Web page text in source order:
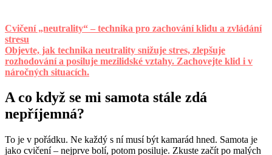
Cvičení „neutrality“ – technika pro zachování klidu a zvládání
stresu
Objevte, jak technika neutrality snižuje stres, zlepšuje
rozhodování a posiluje mezilidské vztahy. Zachovejte klid i v
náročných situacích.
A co když se mi samota stále zdá
nepříjemná?
To je v pořádku. Ne každý s ní musí být kamarád hned. Samota je
jako cvičení – nejprve bolí, potom posiluje. Zkuste začít po malých